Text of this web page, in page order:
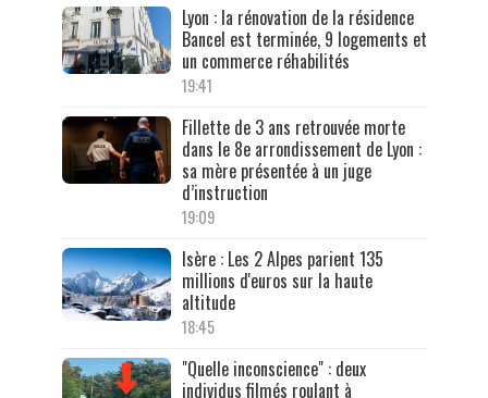
Lyon : la rénovation de la résidence
Bancel est terminée, 9 logements et
un commerce réhabilités
19:41
Fillette de 3 ans retrouvée morte
dans le 8e arrondissement de Lyon :
sa mère présentée à un juge
d’instruction
19:09
Isère : Les 2 Alpes parient 135
millions d'euros sur la haute
altitude
18:45
"Quelle inconscience" : deux
individus filmés roulant à